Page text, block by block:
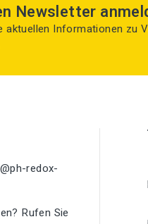
Newsletter
aktuellen Informationen zu
redox-
Rufen Sie